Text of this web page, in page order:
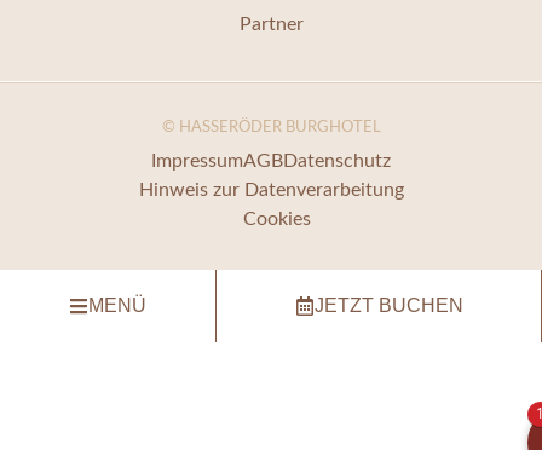
Partner
© HASSERÖDER BURGHOTEL
ImpressumAGBDatenschutz
Hinweis zur Datenverarbeitung
Cookies
MENÜ JETZT BUCHEN